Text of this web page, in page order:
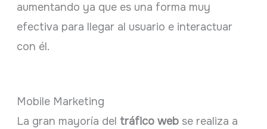
aumentando ya que es una forma muy
efectiva para llegar al usuario e interactuar
con él.
Mobile Marketing
La gran mayoría del tráfico webse realiza a